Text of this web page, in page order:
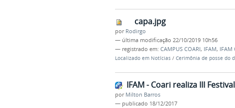
capa.jpg
por Rodirgo
— última modificação 22/10/2019 10h56
— registrado em: CAMPUS COARI, IFAM, IFAM
Localizado em Notícias / Cerimônia de posse do
IFAM - Coari realiza III
por Milton Barros
— publicado 18/12/2017